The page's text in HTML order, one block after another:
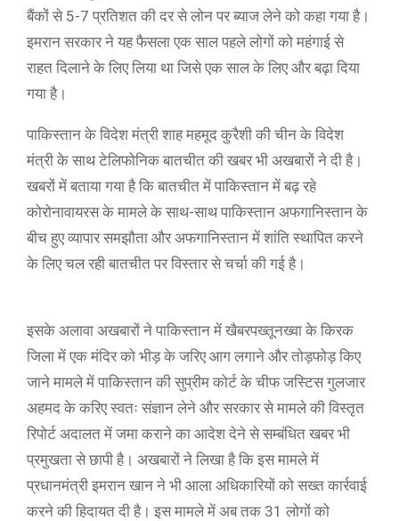
बैंकों से 5-7 प्रतिशत की दर से लोन पर ब्याज लेने को कहा गया है।
इमरान सरकार ने यह फैसला एक साल पहले लोगों को महंगाई से
राहत दिलाने के लिए लिया था जिसे एक साल के लिए और बढ़ा दिया
गया है।
पाकिस्तान के विदेश मंत्री शाह महमूद कुरैशी की चीन के विदेश
मंत्री के साथ टेलिफोनिक बातचीत की खबर भी अखबारों ने दी है।
खबरों में बताया गया है कि बातचीत में पाकिस्तान में बढ़ रहे
कोरोनावायरस के मामले के साथ-साथ पाकिस्तान अफगानिस्तान के
बीच हुए व्यापार समझौता और अफगानिस्तान में शांति स्थापित करने
के लिए चल रही बातचीत पर विस्तार से चर्चा की गई है।
इसके अलावा अखबारों ने पाकिस्तान में खैबरपख्तूनख्वा के किरक
जिला में एक मंदिर को भीड़ के जरिए आग लगाने और तोड़फोड़ किए
जाने मामले में पाकिस्तान की सुप्रीम कोर्ट के चीफ जस्टिस गुलजार
अहमद के करिए स्वतः संज्ञान लेने और सरकार से मामले की विस्तृत
रिपोर्ट अदालत में जमा कराने का आदेश देने से सम्बंधित खबर भी
प्रमुखता से छापी है। अखबारों ने लिखा है कि इस मामले में
प्रधानमंत्री इमरान खान ने भी आला अधिकारियों को सख्त कार्रवाई
करने की हिदायत दी है। इस मामले में अब तक 31 लोगों को